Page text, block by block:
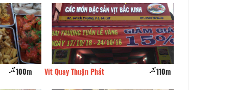
100m Vit Quay Thuận Phát 110m